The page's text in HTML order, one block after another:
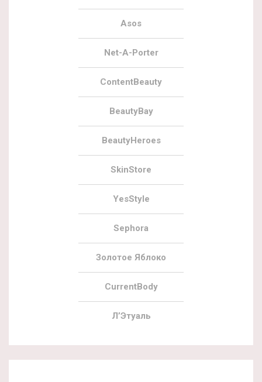
Asos
Net-A-Porter
ContentBeauty
BeautyBay
BeautyHeroes
SkinStore
YesStyle
Sephora
Золотое Яблоко
CurrentBody
Л’Этуаль